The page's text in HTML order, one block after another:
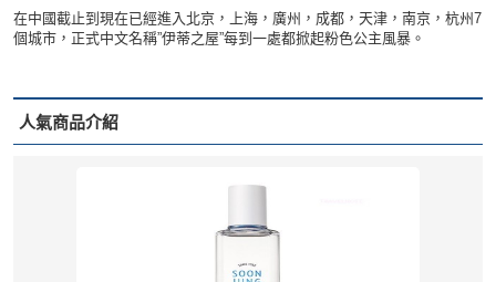
在中國截止到現在已經進入北京，上海，廣州，成都，天津，南京，杭州7
個城市，正式中文名稱”伊蒂之屋”每到一處都掀起粉色公主風暴。
人氣商品介紹